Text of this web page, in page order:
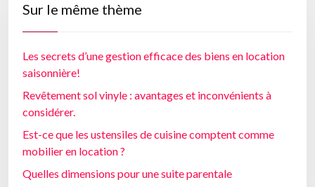
Sur le même thème
Les secrets d’une gestion efficace des biens en location
saisonnière!
Revêtement sol vinyle : avantages et inconvénients à
considérer.
Est-ce que les ustensiles de cuisine comptent comme
mobilier en location ?
Quelles dimensions pour une suite parentale